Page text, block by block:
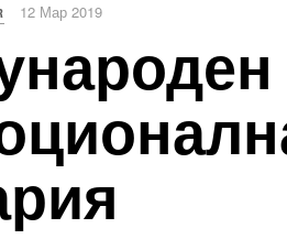
12 Мар 2019